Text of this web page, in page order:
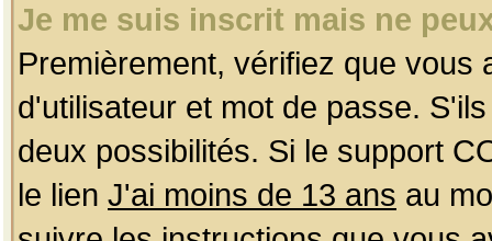
Je me suis inscrit mais ne
Premièrement, vérifiez que
d'utilisateur et mot de passe.
deux possibilités. Si le support
le lien J'ai moins de 13 ans au